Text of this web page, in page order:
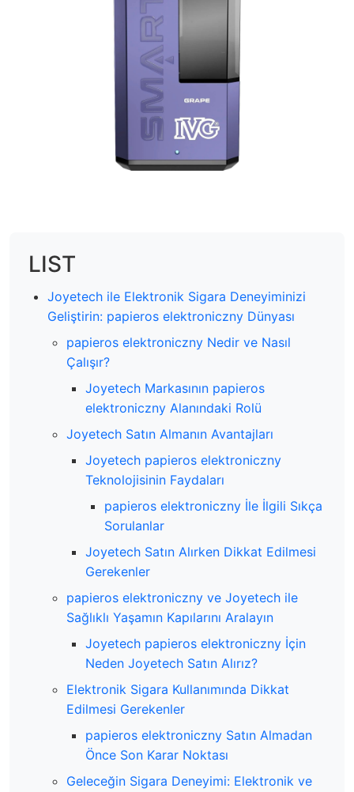
LIST
Joyetech ile Elektronik Sigara Deneyiminizi
Geliştirin: papieros elektroniczny Dünyası
papieros elektroniczny Nedir ve Nasıl
Çalışır?
Joyetech Markasının papieros
elektroniczny Alanındaki Rolü
Joyetech Satın Almanın Avantajları
Joyetech papieros elektroniczny
Teknolojisinin Faydaları
papieros elektroniczny İle İlgili Sıkça
Sorulanlar
Joyetech Satın Alırken Dikkat Edilmesi
Gerekenler
papieros elektroniczny ve Joyetech ile
Sağlıklı Yaşamın Kapılarını Aralayın
Joyetech papieros elektroniczny İçin
Neden Joyetech Satın Alırız?
Elektronik Sigara Kullanımında Dikkat
Edilmesi Gerekenler
papieros elektroniczny Satın Almadan
Önce Son Karar Noktası
Geleceğin Sigara Deneyimi: Elektronik ve